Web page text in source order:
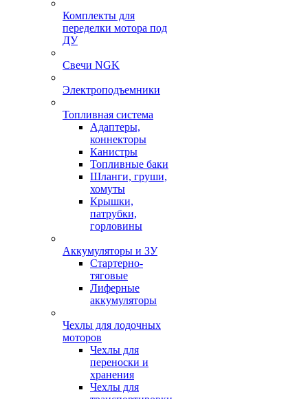
Комплекты для
переделки мотора под
ДУ
Свечи NGK
Электроподъемники
Топливная система
Адаптеры,
коннекторы
Канистры
Топливные баки
Шланги, груши,
хомуты
Крышки,
патрубки,
горловины
Аккумуляторы и ЗУ
Стартерно-
тяговые
Лиферные
аккумуляторы
Чехлы для лодочных
моторов
Чехлы для
переноски и
хранения
Чехлы для